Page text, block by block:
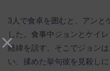
3人で食卓を囲むと、アンと
した。食事中ジョンとケイ
経緯を話す。そこでジョン
い、揉めた挙句彼を見殺し